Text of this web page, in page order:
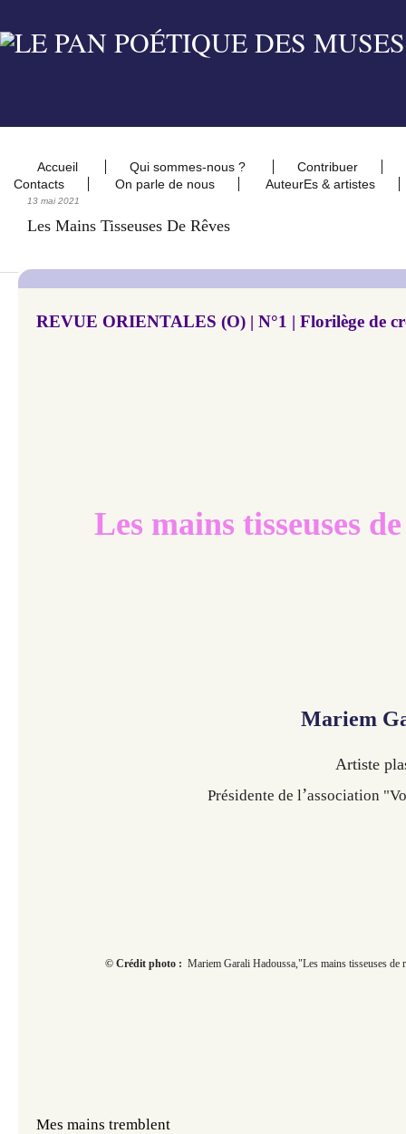
Accueil Qui sommes-nous ?
Contribuer
Contacts
On parle de nous AuteurEs & artistes
13 mai 2021
Les Mains Tisseuses De Rêves
​​​​​​REVUE ORIENTALES (O) | N°1 | Florilège de
Les mains tisseuses
Mariem
Artiste
Présidente de l’association
© Crédit photo : Mariem Garali Hadoussa,"Les mains tisseuses de
Mes mains tremblent